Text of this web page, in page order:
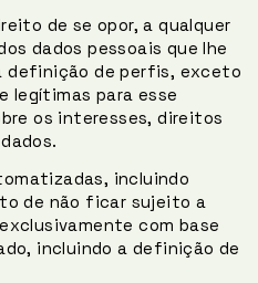
de se opor, a qualquer
dados pessoais que lhe
definição de perfis, exceto
legítimas para esse
os interesses, direitos
incluindo
de não ficar sujeito a
com base
incluindo a definição de